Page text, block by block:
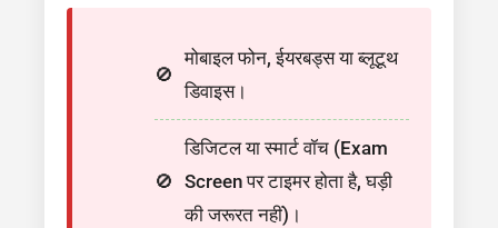
मोबाइल फोन, ईयरबड्स या ब्लूटूथ
डिवाइस।
डिजिटल या स्मार्ट वॉच (Exam
Screen पर टाइमर होता है, घड़ी
की जरूरत नहीं)।